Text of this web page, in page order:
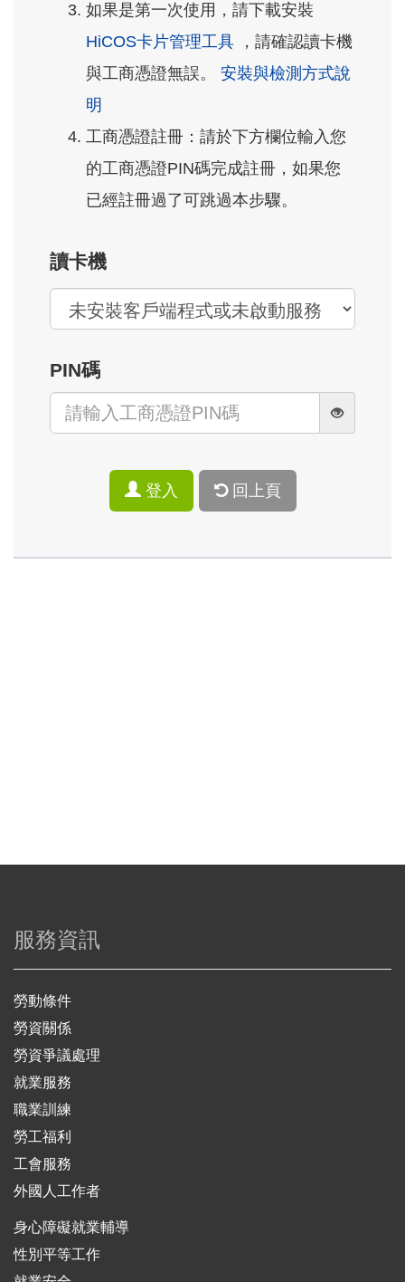
如果是第一次使用，請下載安裝
HiCOS卡片管理工具 ，請確認讀卡機
與工商憑證無誤。 安裝與檢測方式說
明
工商憑證註冊：請於下方欄位輸入您
的工商憑證PIN碼完成註冊，如果您
已經註冊過了可跳過本步驟。
讀卡機
PIN碼
登入 回上頁
服務資訊
勞動條件
勞資關係
勞資爭議處理
就業服務
職業訓練
勞工福利
工會服務
外國人工作者
身心障礙就業輔導
性別平等工作